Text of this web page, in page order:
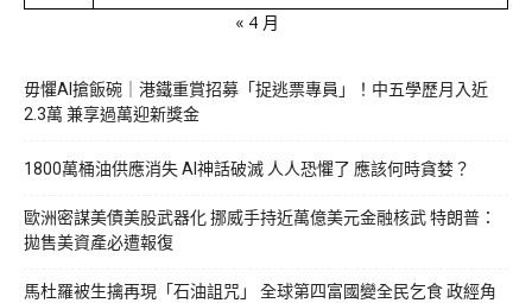
« 4 月
毋懼AI搶飯碗｜港鐵重賞招募「捉逃票專員」！中五學歷月入近
2.3萬 兼享過萬迎新獎金
1800萬桶油供應消失 AI神話破滅 人人恐懼了 應該何時貪婪？
歐洲密謀美債美股武器化 挪威手持近萬億美元金融核武 特朗普：
拋售美資產必遭報復
馬杜羅被生擒再現「石油詛咒」 全球第四富國變全民乞食 政經角